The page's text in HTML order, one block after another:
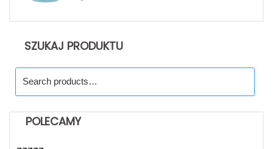
SZUKAJ PRODUKTU
for:
POLECAMY